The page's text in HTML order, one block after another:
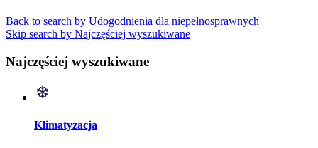
Back to search by Udogodnienia dla niepełnosprawnych
Skip search by Najczęściej wyszukiwane
Najczęściej wyszukiwane
Klimatyzacja